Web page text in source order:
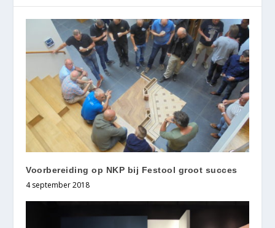
Voorbereiding op NKP bij Festool groot succes
4 september 2018